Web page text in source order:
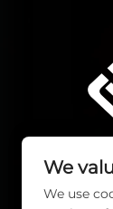
We
We use